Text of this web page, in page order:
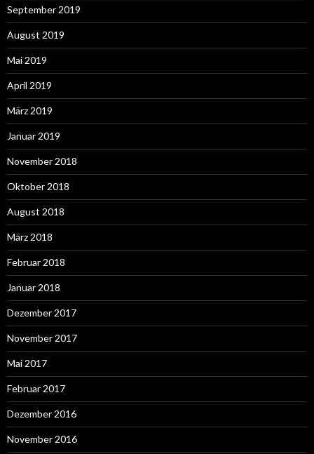
September 2019
August 2019
Mai 2019
April 2019
März 2019
Januar 2019
November 2018
Oktober 2018
August 2018
März 2018
Februar 2018
Januar 2018
Dezember 2017
November 2017
Mai 2017
Februar 2017
Dezember 2016
November 2016